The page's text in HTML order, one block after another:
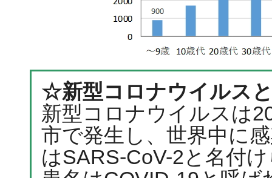
☆新型コロナウイルス
新型コロナウイルスは
市で発生し、世界中に
はSARS-CoV-2と名付